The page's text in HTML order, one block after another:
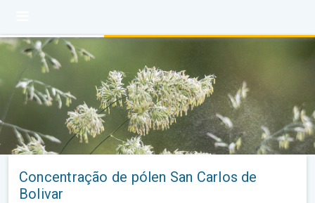
Concentração de pólen San Carlos de
Bolivar